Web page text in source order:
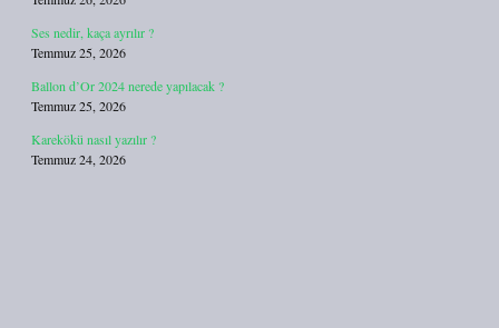
Ses nedir, kaça ayrılır ?
Temmuz 25, 2026
Ballon d’Or 2024 nerede yapılacak ?
Temmuz 25, 2026
Karekökü nasıl yazılır ?
Temmuz 24, 2026